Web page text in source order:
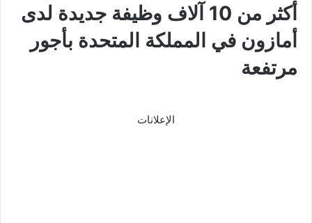
أكثر من 10 آلاف وظيفة جديدة لدى
أمازون في المملكة المتحدة بأجور
مرتفعة
الإعلانات